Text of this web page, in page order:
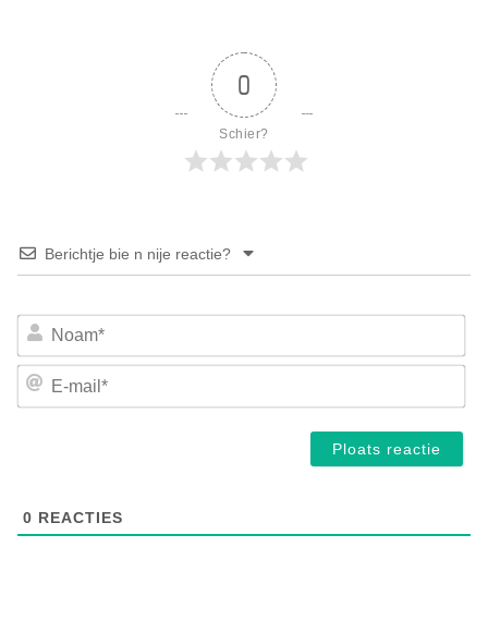
0
Schier?
Berichtje bie n nije reactie?
E-
0 REACTIES